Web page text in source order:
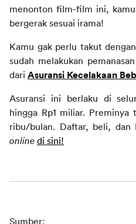
menonton film-film ini,
bergerak sesuai irama!
Kamu gak perlu takut
sudah melakukan
dari Asuransi Kecelakaan
Asuransi ini berlaku di
hingga Rp1 miliar.
online di sini!
Sumber: